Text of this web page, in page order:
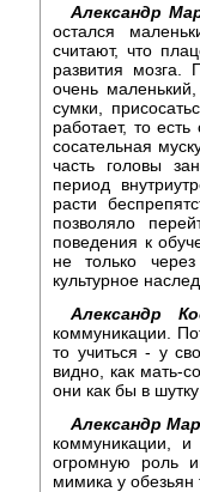
Александр
остался
считают, что
развития мозга.
очень
сумки,
работает, то
сосательная
часть головы
период
расти
позволяло
поведения к
не только
культурное
Александр
коммуникации.
то учиться - у
видно, как мать-
они как бы в
Александр
коммуникации,
огромную роль
мимика у обезьян